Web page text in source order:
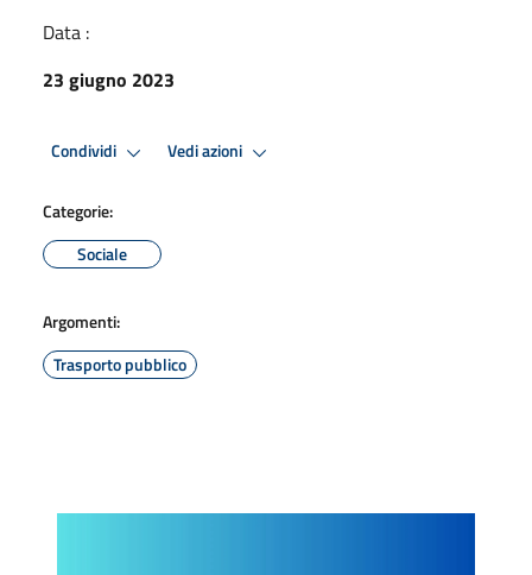
Data :
23 giugno 2023
Condividi Vedi azioni
Categorie:
Sociale
Argomenti:
Trasporto pubblico